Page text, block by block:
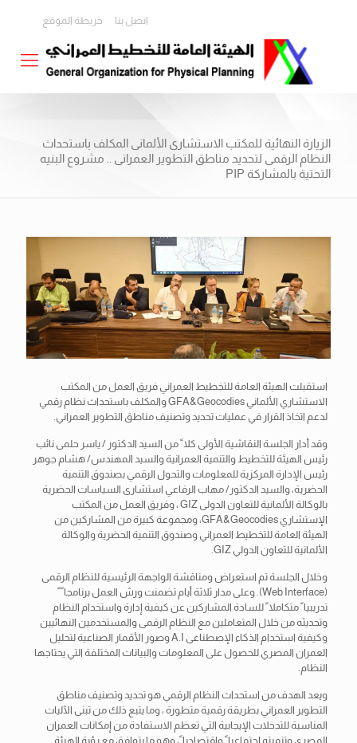
اتصل بنا خريطة الموقع
الزيارة النهائية للمكتب الاستشارى الألمانى المكلف باستحداث
النظام الرقمى لتحديد مناطق التطوير العمرانى .. مشروع البنيه
التحتية بالمشاركة PIP
استقبلت الهيئة العامة للتخطيط العمراني فريق العمل من المكتب
الاستشاري الألماني GFA&Geocodies والمكلف باستحداث نظام رقمي
لدعم اتخاذ القرار في عمليات تحديد وتصنيف مناطق التطوير العمراني.
وقد أدار الجلسة النقاشية الأولى كلاﹰ من السيد الدكتور / ياسر حلمى نائب
رئيس الهيئة للتخطيط والتنمية العمرانية والسيد المهندس/ هشام جوهر
رئيس الإدارة المركزية للمعلومات والتحول الرقمي بصندوق التنمية
الحضرية، والسيد الدكتور/ مهاب الرفاعي استشارى السياسات الحضرية
بالوكالة الألمانية للتعاون الدولى GIZ ، وفريق العمل من المكتب
الإستشاري GFA&Geocodies، ومجموعة كبيرة من المشاركين من
الهيئة العامة للتخطيط العمراني وصندوق التنمية الحضرية والوكالة
الألمانية للتعاون الدولي GIZ.
وخلال الجلسة تم استعراض ومناقشة الواجهة الرئيسية للنظام الرقمى
(Web Interface). وعلى مدار ثلاثة أيام تضمنت ورش العمل برنامجاﹰﹰ
تدريبياﹰ متكاملاﹰ للسادة المشاركين عن كيفية إدارة واستخدام النظام
وتحديثه من خلال المتعاملين مع النظام الرقمى والمستخدمين النهائيين
وكيفية استخدام الذكاء الإصطناعى A.I وصور الأقمار الصناعية لتحليل
العمران المصري للحصول على المعلومات والبيانات المختلفة التي يحتاجها
النظام.
ويعد الهدف من استحداث النظام الرقمي هو تحديد وتصنيف مناطق
التطوير العمراني بطريقة رقمية متطورة ، وما يتبع ذلك من تبنى الآليات
المناسبة للتدخلات الإيجابية التي تعظم الاستفادة من إمكانات العمران
المصري وتنميته اجتماعياﹰ واقتصادياﹰ، وهو ما يتوافق مع رؤية الهيئة